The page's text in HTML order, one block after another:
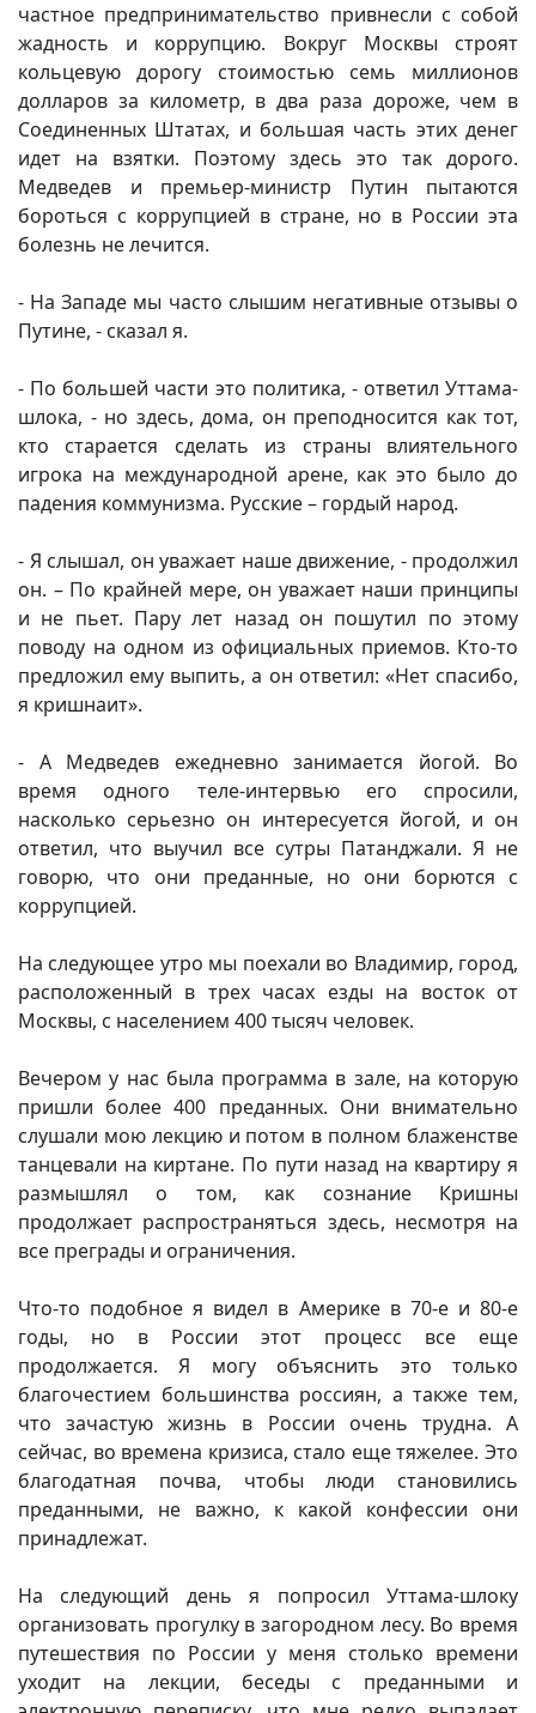
частное предпринимательство привнесли с собой
жадность и коррупцию. Вокруг Москвы строят
кольцевую дорогу стоимостью семь миллионов
долларов за километр, в два раза дороже, чем в
Соединенных Штатах, и большая часть этих денег
идет на взятки. Поэтому здесь это так дорого.
Медведев и премьер-министр Путин пытаются
бороться с коррупцией в стране, но в России эта
болезнь не лечится.
- На Западе мы часто слышим негативные отзывы о
Путине, - сказал я.
- По большей части это политика, - ответил Уттама-
шлока, - но здесь, дома, он преподносится как тот,
кто старается сделать из страны влиятельного
игрока на международной арене, как это было до
падения коммунизма. Русские – гордый народ.
- Я слышал, он уважает наше движение, - продолжил
он. – По крайней мере, он уважает наши принципы
и не пьет. Пару лет назад он пошутил по этому
поводу на одном из официальных приемов. Кто-то
предложил ему выпить, а он ответил: «Нет спасибо,
я кришнаит».
- А Медведев ежедневно занимается йогой. Во
время одного теле-интервью его спросили,
насколько серьезно он интересуется йогой, и он
ответил, что выучил все сутры Патанджали. Я не
говорю, что они преданные, но они борются с
коррупцией.
На следующее утро мы поехали во Владимир, город,
расположенный в трех часах езды на восток от
Москвы, с населением 400 тысяч человек.
Вечером у нас была программа в зале, на которую
пришли более 400 преданных. Они внимательно
слушали мою лекцию и потом в полном блаженстве
танцевали на киртане. По пути назад на квартиру я
размышлял о том, как сознание Кришны
продолжает распространяться здесь, несмотря на
все преграды и ограничения.
Что-то подобное я видел в Америке в 70-е и 80-е
годы, но в России этот процесс все еще
продолжается. Я могу объяснить это только
благочестием большинства россиян, а также тем,
что зачастую жизнь в России очень трудна. А
сейчас, во времена кризиса, стало еще тяжелее. Это
благодатная почва, чтобы люди становились
преданными, не важно, к какой конфессии они
принадлежат.
На следующий день я попросил Уттама-шлоку
организовать прогулку в загородном лесу. Во время
путешествия по России у меня столько времени
уходит на лекции, беседы с преданными и